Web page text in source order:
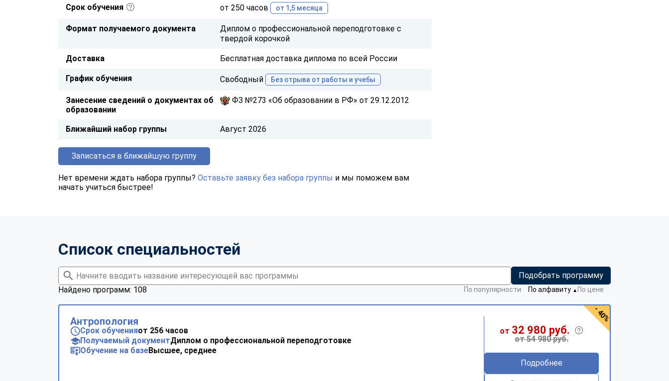
Срок обучения от 250 часов от 1,5 месяца
Формат получаемого документа
Диплом о профессиональной переподготовке с
твердой корочкой
Доставка Бесплатная доставка диплома по всей России
График обучения Свободный Без отрыва от работы и учебы
Занесение сведений о документах об
образовании
ФЗ №273 «Об образовании в РФ» от 29.12.2012
Ближайший набор группы Август 2026
Записаться в ближайшую группу
Нет времени ждать набора группы? Оставьте заявку без набора группы и мы поможем вам
начать учиться быстрее!
Список специальностей
Подобрать программу
Найдено программ: 108
По популярности По алфавиту ▼ По цене
Антропология
Срок обученияот 256 часов
Получаемый документДиплом о профессиональной переподготовке
Обучение на базеВысшее, среднее
от 32 980 руб.
от 54 980 руб.
Подробнее
- 40%